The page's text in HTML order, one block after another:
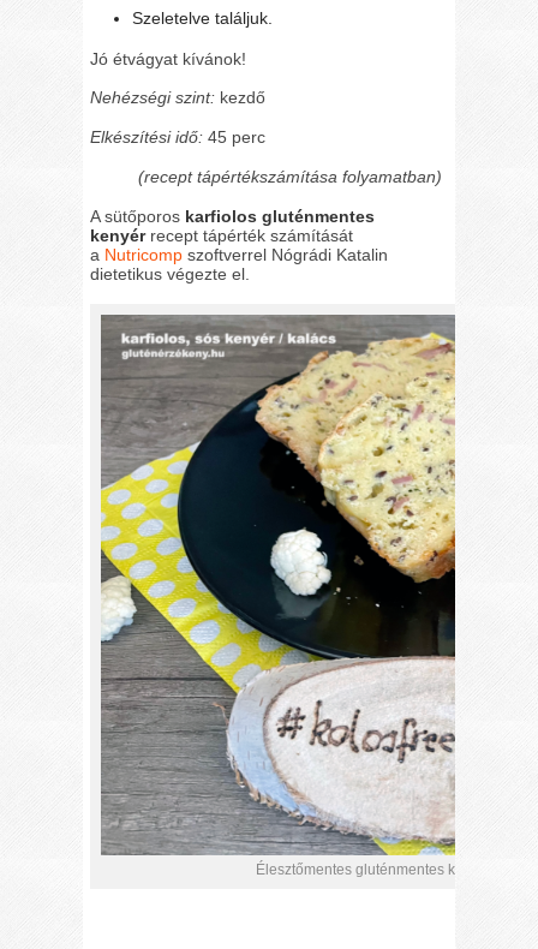
Szeletelve találjuk.
Jó étvágyat kívánok!
Nehézségi szint: kezdő
Elkészítési idő: 45 perc
(recept tápértékszámítása folyamatban)
A sütőporos karfiolos gluténmentes
kenyérrecept tápérték számítását
a Nutricomp szoftverrel Nógrádi Katalin
dietetikus végezte el.
Élesztőmentes gluténmentes kenyér